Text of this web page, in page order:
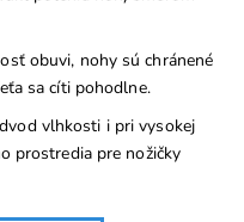
obuvi, nohy sú chránené
sa cíti pohodlne.
vlhkosti i pri vysokej
prostredia pre nožičky